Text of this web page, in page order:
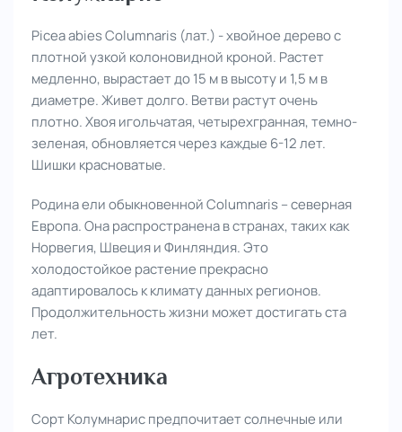
Picea abies Columnaris (лат.) - хвойное дерево с
плотной узкой колоновидной кроной. Растет
медленно, вырастает до 15 м в высоту и 1,5 м в
диаметре. Живет долго. Ветви растут очень
плотно. Хвоя игольчатая, четырехгранная, темно-
зеленая, обновляется через каждые 6-12 лет.
Шишки красноватые.
Родина ели обыкновенной Columnaris – северная
Европа. Она распространена в странах, таких как
Норвегия, Швеция и Финляндия. Это
холодостойкое растение прекрасно
адаптировалось к климату данных регионов.
Продолжительность жизни может достигать ста
лет.
Агротехника
Сорт Колумнарис предпочитает солнечные или